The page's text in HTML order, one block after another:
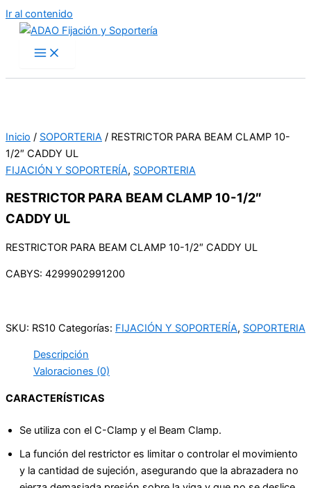
Ir al contenido
Inicio / SOPORTERIA / RESTRICTOR PARA BEAM CLAMP 10-
1/2″ CADDY UL
FIJACIÓN Y SOPORTERÍA, SOPORTERIA
RESTRICTOR PARA BEAM CLAMP 10-1/2″
CADDY UL
RESTRICTOR PARA BEAM CLAMP 10-1/2″ CADDY UL
CABYS: 4299902991200
SKU: RS10 Categorías: FIJACIÓN Y SOPORTERÍA, SOPORTERIA
Descripción
Valoraciones (0)
CARACTERÍSTICAS
Se utiliza con el C-Clamp y el Beam Clamp.
La función del restrictor es limitar o controlar el movimiento
y la cantidad de sujeción, asegurando que la abrazadera no